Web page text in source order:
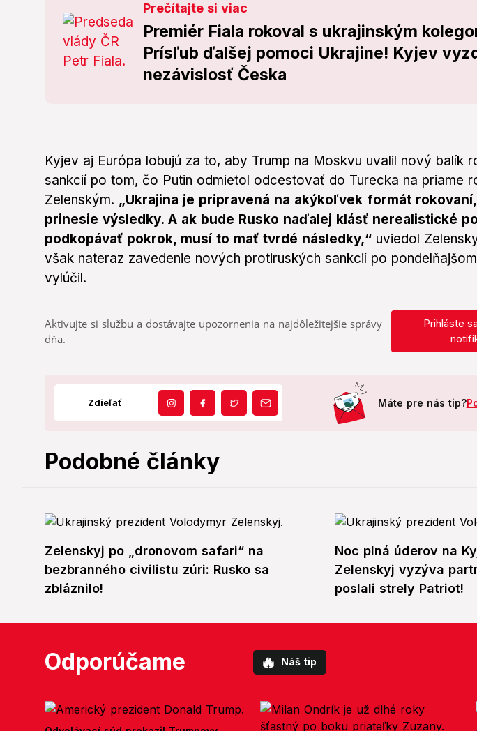
Prečítajte si viac
Premiér Fiala rokoval s ukrajinským
Prísľub ďalšej pomoci Ukrajine! Kyjev
nezávislosť Česka
Kyjev aj Európa lobujú za to, aby Trump na Moskvu uvalil nový balík
sankcií po tom, čo Putin odmietol odcestovať do Turecka na priame
Zelenským. „Ukrajina je pripravená na akýkoľvek formát
prinesie výsledky. A ak bude Rusko naďalej klásť nerealistické
podkopávať pokrok, musí to mať tvrdé následky,“ uviedol
však nateraz zavedenie nových protiruských sankcií po
vylúčil.
Aktivujte si službu a dostávajte upozornenia na najdôležitejšie správy
dňa.
Prihláste
Zdieľať Máte pre nás tip?
Podobné články
Zelenskyj po „dronovom safari“ na
bezbranného civilistu zúri: Rusko sa
zbláznilo!
Noc plná úderov na
Zelenskyj vyzýva
poslali strely Patriot!
Odporúčame 🔥 Náš tip